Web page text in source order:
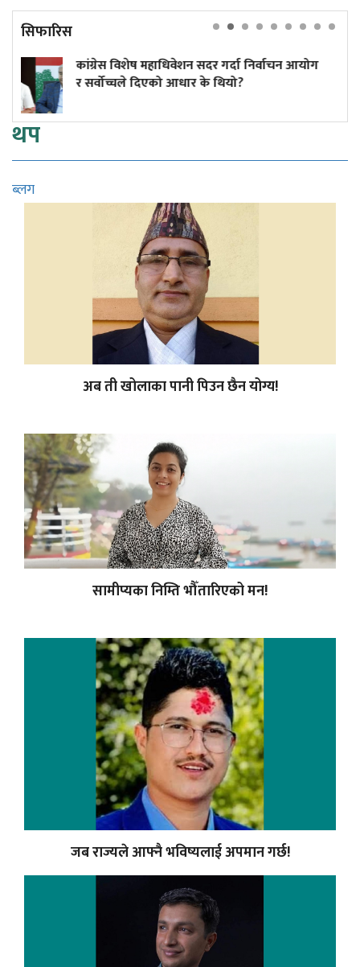
सिफारिस
महाधिवेशन सदर गर्दा निर्वाचन आयोग
दिएको आधार के थियो?
वर्षकै
थप
ब्लग
अब ती खोलाका पानी पिउन छैन योग्य!
सामीप्यका निम्ति भौँतारिएको मन!
जब राज्यले आफ्नै भविष्यलाई अपमान गर्छ!